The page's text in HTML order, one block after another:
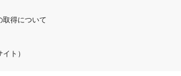
取得について
ト）